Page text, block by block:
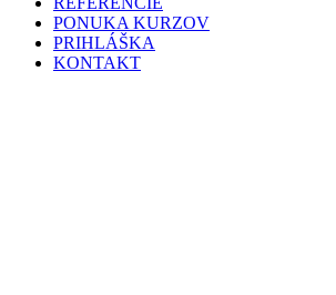
PONUKA KURZOV
PRIHLÁŠKA
KONTAKT